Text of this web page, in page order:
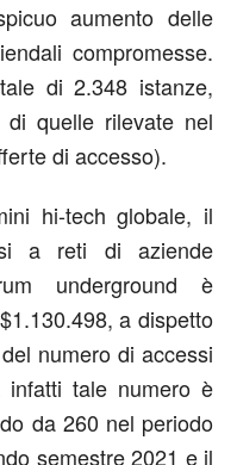
aumento delle
compromesse.
di 2.348 istanze,
quelle rilevate nel
di accesso).
hi-tech globale, il
a reti di aziende
underground è
a dispetto
numero di accessi
infatti tale numero è
da 260 nel periodo
semestre 2021 e il